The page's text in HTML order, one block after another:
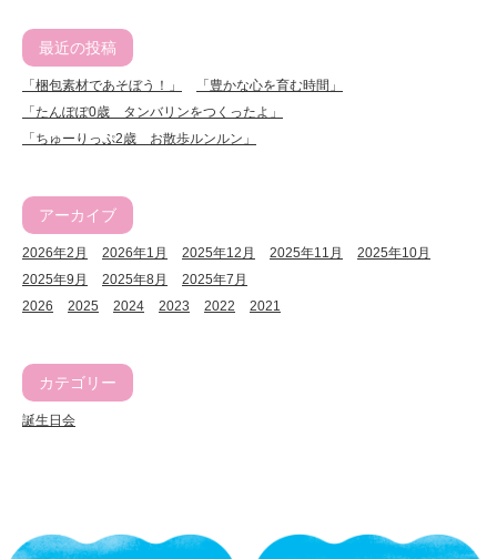
最近の投稿
「梱包素材であそぼう！」
「豊かな心を育む時間」
「たんぽぽ0歳 タンバリンをつくったよ」
「ちゅーりっぷ2歳 お散歩ルンルン」
アーカイブ
2026年2月 2026年1月 2025年12月 2025年11月
2025年10月
2025年9月
2025年8月
2025年7月
2026
2025 2024 2023 2022 2021
カテゴリー
誕生日会